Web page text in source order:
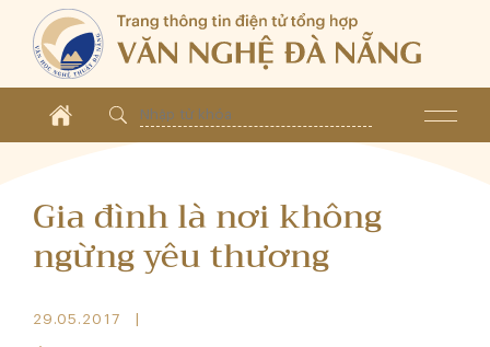
Gia đình là nơi không
ngừng yêu thương
29.05.2017